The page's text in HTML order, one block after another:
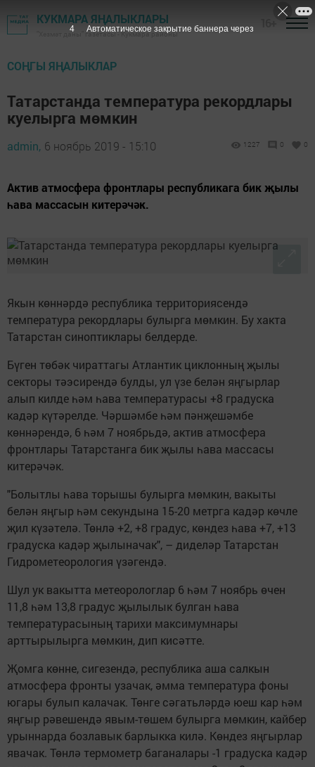
КУКМАРА ЯҢАЛЫКЛАРЫ
"Хезмәт даны" газетасы - Кукмара районы
СОҢГЫ ЯҢАЛЫКЛАР
Татарстанда температура рекордлары
куелырга мөмкин
admin, 6 ноябрь 2019 - 15:10 1227 0 0
Актив атмосфера фронтлары республикага бик җылы
һава массасын китерәчәк.
Якын көннәрдә республика территориясендә
температура рекордлары булырга мөмкин. Бу хакта
Татарстан синоптиклары белдерде.
Бүген төбәк чираттагы Атлантик циклонның җылы
секторы тәэсирендә булды, ул үзе белән яңгырлар
алып килде һәм һава температурасы +8 градуска
кадәр күтәрелде. Чәршәмбе һәм пәнҗешәмбе
көннәрендә, 6 һәм 7 ноябрьдә, актив атмосфера
фронтлары Татарстанга бик җылы һава массасы
китерәчәк.
"Болытлы һава торышы булырга мөмкин, вакыты
белән яңгыр һәм секундына 15-20 метрга кадәр көчле
җил күзәтелә. Төнлә +2, +8 градус, көндез һава +7, +13
градуска кадәр җылыначак", – диделәр Татарстан
Гидрометеорология үзәгендә.
Шул ук вакытта метеорологлар 6 һәм 7 ноябрь өчен
11,8 һәм 13,8 градус җылылык булган һава
температурасының тарихи максимумнары
арттырылырга мөмкин, дип кисәтте.
Җомга көнне, сигезендә, республика аша салкын
атмосфера фронты узачак, әмма температура фоны
югары булып калачак. Төнге сәгатьләрдә юеш кар һәм
яңгыр рәвешендә явым-төшем булырга мөмкин, кайбер
урыннарда бозлавык барлыкка килә. Көндез яңгырлар
явачак. Төнлә термометр баганалары -1 градуска кадәр
3 Автоматическое закрытие баннера через